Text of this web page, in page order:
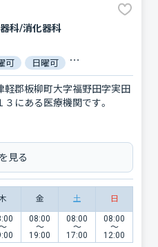
科/消化器科
可 日曜可 マイナ保険証対応
軽郡板柳町大字福野田字実田
３にある医療機関です。
見る
金 土 日
08:00
〜
19:00
08:00
〜
17:00
08:00
〜
12:00